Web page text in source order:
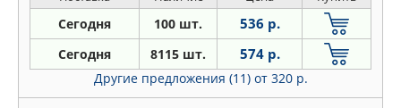
Сегодня 100 шт. 536 р.
Сегодня 8115 шт. 574 р.
Другие предложения (11) от 320 р.